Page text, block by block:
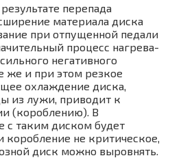
перепада
материала диска
при отпущенной педали
процесс нагрева-
негативного
же и при этом резкое
охлаждение диска,
из лужи, приводит к
(короблению). В
с таким диском будет
коробление не критическое,
диск можно выровнять.